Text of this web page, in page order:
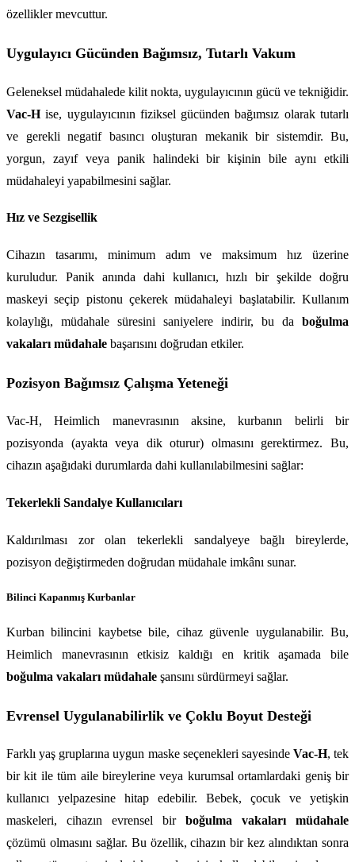
özellikler mevcuttur.
Uygulayıcı Gücünden Bağımsız, Tutarlı Vakum
Vac-H ise, uygulayıcının fiziksel gücünden bağımsız olarak tutarlı
ve gerekli negatif basıncı oluşturan mekanik bir sistemdir. Bu,
yorgun, zayıf veya panik halindeki bir kişinin bile aynı etkili
müdahaleyi yapabilmesini sağlar.
Hız ve Sezgisellik
Cihazın tasarımı, minimum adım ve maksimum hız üzerine
kuruludur. Panik anında dahi kullanıcı, hızlı bir şekilde doğru
maskeyi seçip pistonu çekerek müdahaleyi başlatabilir. Kullanım
kolaylığı, müdahale süresini saniyelere indirir, bu da boğulma
vakaları müdahale başarısını doğrudan etkiler.
Pozisyon Bağımsız Çalışma Yeteneği
Vac-H, Heimlich manevrasının aksine, kurbanın belirli bir
pozisyonda (ayakta veya dik oturur) olmasını gerektirmez. Bu,
cihazın aşağıdaki durumlarda dahi kullanılabilmesini sağlar:
Tekerlekli Sandalye Kullanıcıları
Kaldırılması zor olan tekerlekli sandalyeye bağlı bireylerde,
pozisyon değiştirmeden doğrudan müdahale imkânı sunar.
Bilinci Kapanmış Kurbanlar
Kurban bilincini kaybetse bile, cihaz güvenle uygulanabilir. Bu,
boğulma vakaları müdahale şansını sürdürmeyi sağlar.
Evrensel Uygulanabilirlik ve Çoklu Boyut Desteği
Farklı yaş gruplarına uygun maske seçenekleri sayesinde Vac-H, tek
bir kit ile tüm aile bireylerine veya kurumsal ortamlardaki geniş bir
kullanıcı yelpazesine hitap edebilir. Bebek, çocuk ve yetişkin
maskeleri, cihazın evrensel bir boğulma vakaları müdahale
çözümü olmasını sağlar. Bu özellik, cihazın bir kez alındıktan sonra